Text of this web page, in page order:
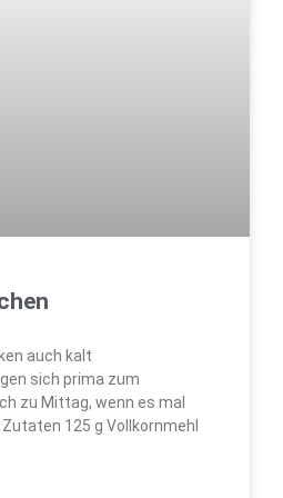
auch kalt
sich prima zum
zu Mittag, wenn es mal
125 g Vollkornmehl